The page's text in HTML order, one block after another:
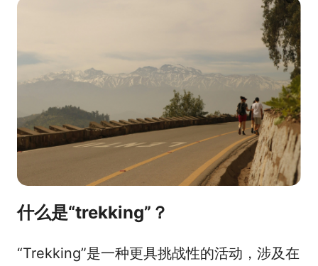
什么是“trekking”？
“Trekking”是一种更具挑战性的活动，涉及在